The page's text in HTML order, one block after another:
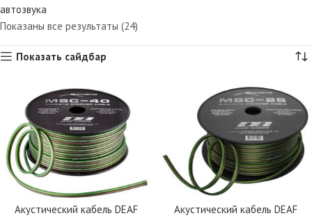
автозвука
Показаны все результаты (24)
Показать сайдбар
Акустический кабель DEAF
Акустический кабель DEAF